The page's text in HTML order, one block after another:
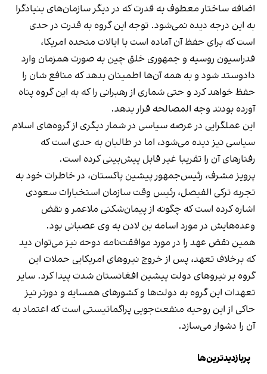
اضافه ساختار معطوف به قدرت که در دیگر سازمان‌های بنیادگرا
به این درجه دیده نمی‌شود. توجه این گروه به قدرت در حدی
است که برای حفظ آن آماده است با ایالات متحده امریکا،
فدراسیون روسیه و جمهوری خلق چین به صورت همزمان وارد
دادوستد شود و به همه آن‌ها اطمینان بدهد که منافع شان را
حفظ خواهد کرد و حتی شماری از رهبرانی را که به این گروه پناه
آورده بودند وجه المصالحه قرار بدهد.
این عملگرایی در عرصه سیاسی در شمار دیگری از گروه‌های اسلام
سیاسی نیز دیده می‌شود، اما در طالبان به حدی است که
رفتارهای آن را تقریبا غیر قابل پیش‌بینی کرده است.
پرویز مشرف، رئیس‌جمهور پیشین پاکستان، در خاطرات خود به
تجربه ترکی الفیصل، رئیس وقت سازمان استخبارات سعودی
اشاره کرده است که چگونه از پیمان‌شکنی ملاعمر و نقض
وعده‌هایش در مورد اسامه بن لادن به وی عصبانی بود.
همین نقض عهد را در مورد موافقت‌نامه دوحه نیز می‌توان دید
که برخلاف تعهد، پس از خروج نیروهای امریکایی حملات این
گروه بر نیروهای دولت پیشین افغانستان شدت پیدا کرد. سایر
تعهدات این گروه به دولت‌ها و کشورهای همسایه و دورتر نیز
حاکی از این روحیه منفعت‌جویی پراگماتیستی است که اعتماد به
آن را دشوار می‌سازد.
پربازدیدترین‌ها